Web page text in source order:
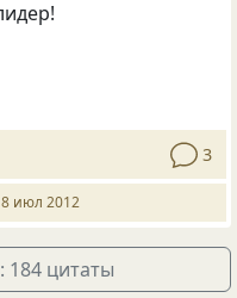
3
июл 2012
184 цитаты